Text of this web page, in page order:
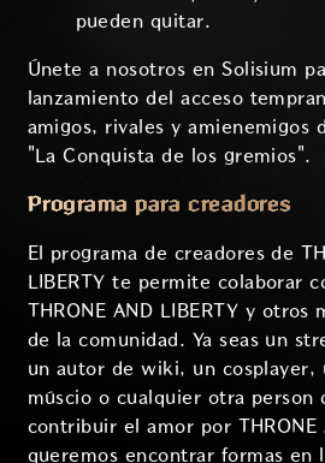
pueden quitar.
Únete a nosotros en Solisium
lanzamiento del acceso
amigos, rivales y amienemigos
"La Conquista de los gremios".
Programa para creadores
El programa de creadores de
LIBERTY te permite colaborar
THRONE AND LIBERTY y otros
de la comunidad. Ya seas un
un autor de wiki, un cosplayer,
múscio o cualquier otra person
contribuir el amor por THRONE
queremos encontrar formas en